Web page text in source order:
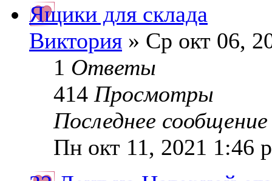
Ящики для склада
Виктория » Ср окт 06,
1 Ответы
414 Просмотры
Последнее
Пн окт 11, 2021 1:46